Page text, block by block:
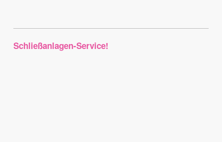
Schließanlagen-Service!